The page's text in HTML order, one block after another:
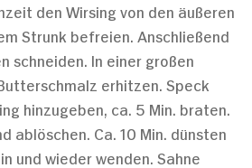
den Wirsing von den äußeren
Strunk befreien. Anschließend
schneiden. In einer großen
erhitzen. Speck
hinzugeben, ca. 5 Min. braten.
ablöschen. Ca. 10 Min. dünsten
und wieder wenden. Sahne